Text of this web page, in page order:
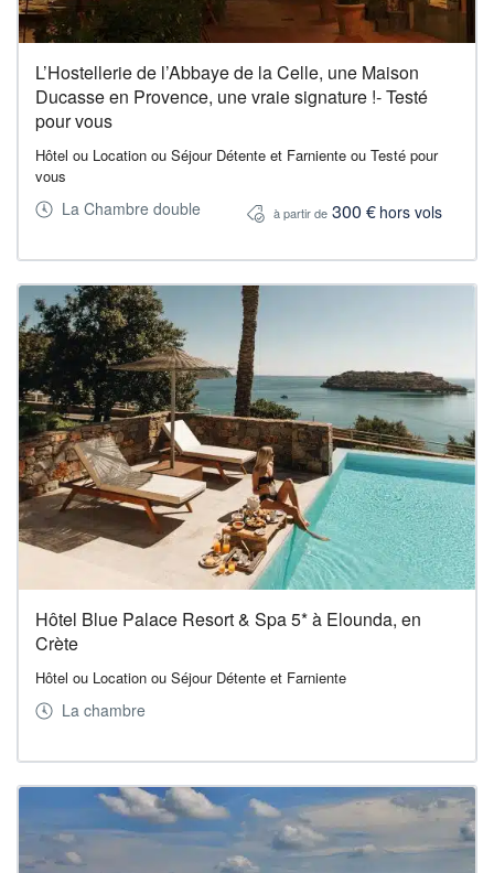
L’Hostellerie de l’Abbaye de la Celle, une Maison
Ducasse en Provence, une vraie signature !- Testé
pour vous
Hôtel ou Location ou Séjour Détente et Farniente ou Testé pour
vous
La Chambre double à partir de 300 € hors vols
Hôtel Blue Palace Resort & Spa 5* à Elounda, en
Crète
Hôtel ou Location ou Séjour Détente et Farniente
La chambre